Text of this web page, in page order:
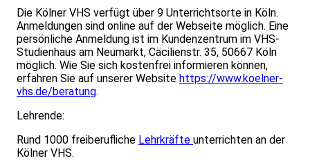
Die Kölner VHS verfügt über 9 Unterrichtsorte in Köln.
Anmeldungen sind online auf der Webseite möglich. Eine
persönliche Anmeldung ist im Kundenzentrum im VHS-
Studienhaus am Neumarkt, Cäcilienstr. 35, 50667 Köln
möglich. Wie Sie sich kostenfrei informieren können,
erfahren Sie auf unserer Website https://www.koelner-
vhs.de/beratung.
Lehrende:
Rund 1000 freiberufliche Lehrkräfte unterrichten an der
Kölner VHS.